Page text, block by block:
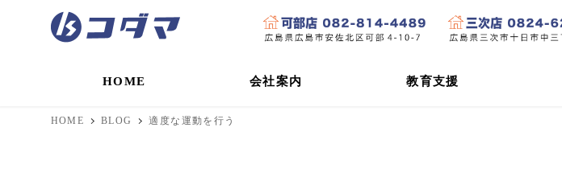
HOME 会社案内 教育支援
HOME BLOG 適度な運動を行う